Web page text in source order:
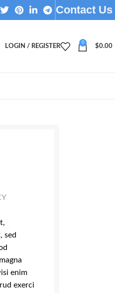
Contact Us
LOGIN / REGISTER
0
$0.00
sed
enim
exerci